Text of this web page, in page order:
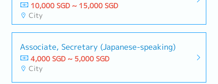
10,000 SGD ~ 15,000 SGD
City
Associate, Secretary (Japanese-speaking)
4,000 SGD ~ 5,000 SGD
City